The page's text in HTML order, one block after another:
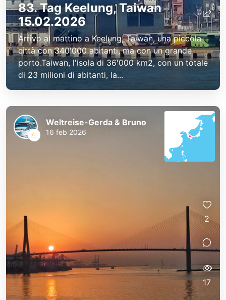
83. Tag Keelung, Taiwan
15.02.2026
Arrivo al mattino a Keelung, Taiwan, una piccola
città con 340'000 abitanti, ma con un grande
porto.Taiwan, l'isola di 36'000 km2, con un totale
di 23 milioni di abitanti, la...
Weltreise-Gerda & Bruno
16 feb 2026
2
17